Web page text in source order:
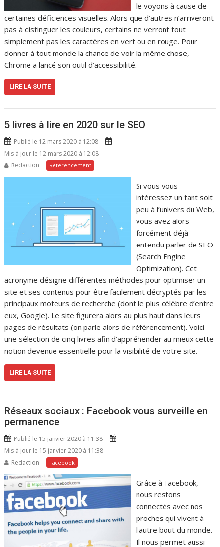
le voyons à cause de
certaines déficiences visuelles. Alors que d’autres n’arriveront
pas à distinguer les couleurs, certains ne verront tout
simplement pas les caractères en vert ou en rouge. Pour
donner à tout monde la chance de voir la même chose,
Chrome a lancé son outil d’accessibilité.
LIRE LA SUITE
5 livres à lire en 2020 sur le SEO
Publié le 12 mars 2020 à 12:08
Mis à jour le 12 mars 2020 à 12:08
Redaction
Référencement
Si vous vous
intéressez un tant soit
peu à l’univers du Web,
vous avez alors
forcément déjà
entendu parler de SEO
(Search Engine
Optimization). Cet
acronyme désigne différentes méthodes pour optimiser un
site et ses contenus pour être facilement décryptés par les
principaux moteurs de recherche (dont le plus célèbre d’entre
eux, Google). Le site figurera alors au plus haut dans leurs
pages de résultats (on parle alors de référencement). Voici
une sélection de cinq livres afin d’appréhender au mieux cette
notion devenue essentielle pour la visibilité de votre site.
LIRE LA SUITE
Réseaux sociaux : Facebook vous surveille en
permanence
Publié le 15 janvier 2020 à 11:38
Mis à jour le 15 janvier 2020 à 11:38
Redaction
Facebook
Grâce à Facebook,
nous restons
connectés avec nos
proches qui vivent à
l’autre bout du monde.
Il nous permet aussi